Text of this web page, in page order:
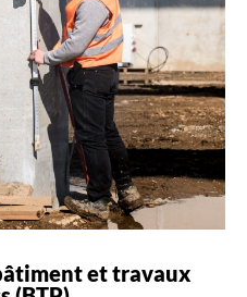
et travaux